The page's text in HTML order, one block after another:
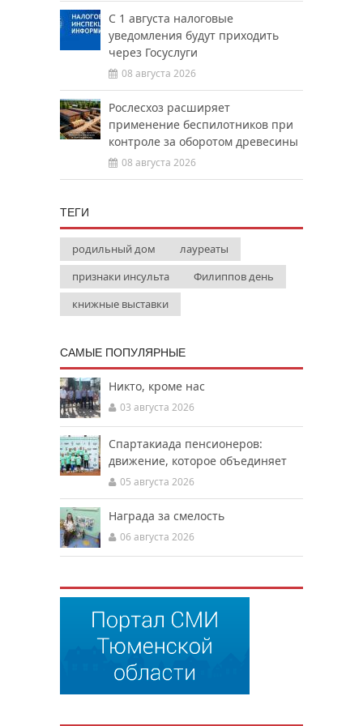
С 1 августа налоговые
уведомления будут приходить
через Госуслуги
08 августа 2026
Рослесхоз расширяет
применение беспилотников при
контроле за оборотом древесины
08 августа 2026
ТЕГИ
родильный дом
лауреаты
признаки инсульта
Филиппов день
книжные выставки
САМЫЕ ПОПУЛЯРНЫЕ
Никто, кроме нас
03 августа 2026
Спартакиада пенсионеров:
движение, которое объединяет
05 августа 2026
Награда за смелость
06 августа 2026